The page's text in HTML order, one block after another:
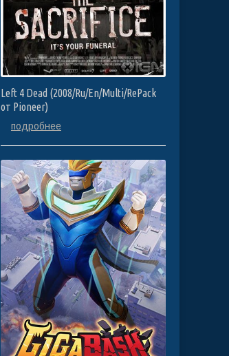
Left 4 Dead (2008/Ru/En/Multi/RePack
от Pioneer)
подробнее